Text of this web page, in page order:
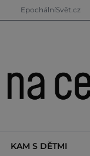
EpochálníSvět.cz
KAM S DĚTMI